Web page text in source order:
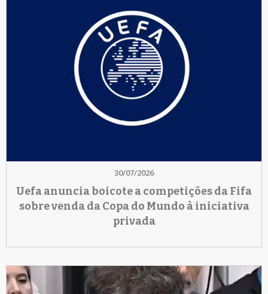
30/07/2026
Uefa anuncia boicote a competições da Fifa
sobre venda da Copa do Mundo à iniciativa
privada